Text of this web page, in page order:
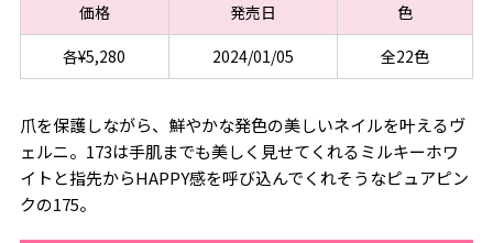
価格 発売日
色
各¥5,280
2024/01/05 全22色
爪を保護しながら、鮮やかな発色の美しいネイルを叶えるヴ
ェルニ。173は手肌までも美しく見せてくれるミルキーホワ
イトと指先からHAPPY感を呼び込んでくれそうなピュアピン
クの175。